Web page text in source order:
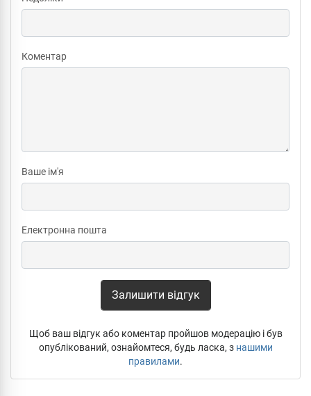
Коментар
Ваше ім'я
Електронна пошта
Залишити відгук
Щоб ваш відгук або коментар пройшов модерацію і був
опублікований, ознайомтеся, будь ласка, з нашими
правилами.